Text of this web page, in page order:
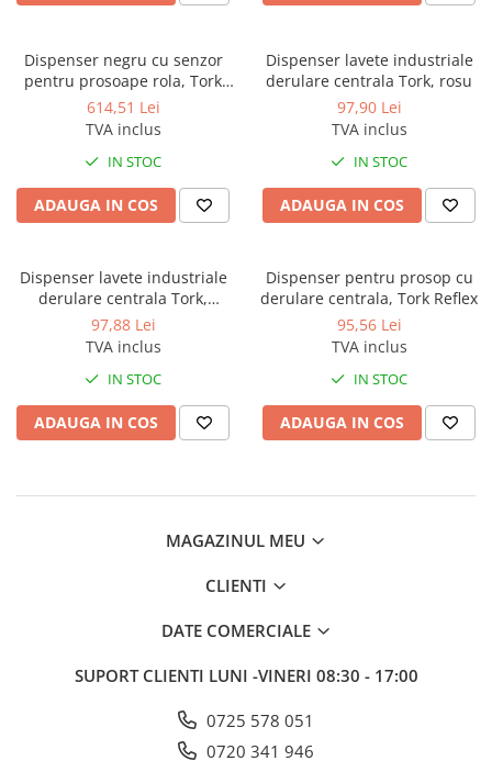
Acoperitori toaleta
Hartie igienica
Prosoape hartie pliate
Role prosop hartie
Odorizante profesionale
Aparate odorizante profesionale
Odorizant toalera, wc
Odorizante camera
Rezerva aparate odorizante
Site odorizante pisoar
Lavete profesionale
Mopuri Profesionale
Dispenser negru cu senzor
pentru prosoape rola, Tork
Matic
614,51 Lei
TVA inclus
IN STOC
ADAUGA IN COS
Dispenser lavete industriale
derulare centrala Tork, rosu
97,90 Lei
TVA inclus
IN STOC
ADAUGA IN COS
Dispenser lavete industriale
derulare centrala Tork,
turcoaz
97,88 Lei
TVA inclus
IN STOC
ADAUGA IN COS
Dispenser pentru prosop cu
derulare centrala, Tork Reflex
95,56 Lei
TVA inclus
IN STOC
ADAUGA IN COS
MAGAZINUL MEU
CLIENTI
DATE COMERCIALE
SUPORT CLIENTI LUNI -VINERI 08:30 - 17:00
0725 578 051
0720 341 946